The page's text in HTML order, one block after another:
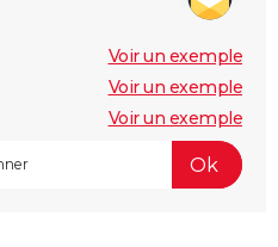
Voir un exemple
Voir un exemple
Voir un exemple